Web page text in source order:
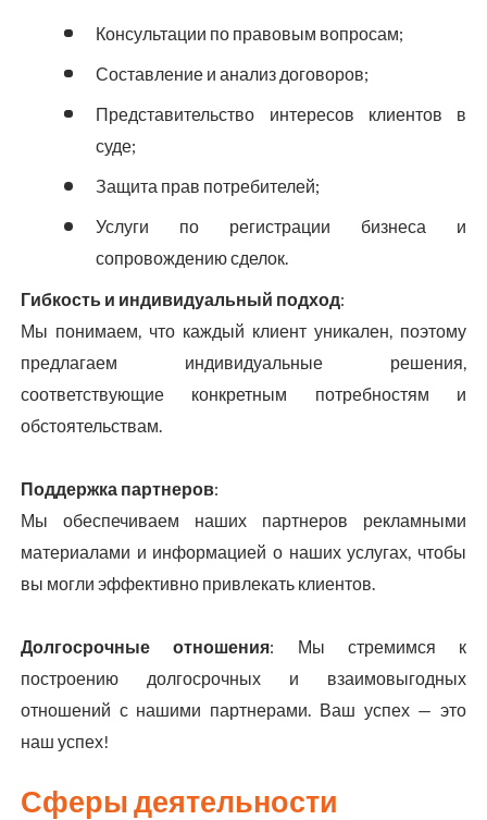
Консультации по правовым вопросам;
Составление и анализ договоров;
Представительство интересов клиентов в
суде;
Защита прав потребителей;
Услуги по регистрации бизнеса и
сопровождению сделок.
Гибкость и индивидуальный подход:
Мы понимаем, что каждый клиент уникален, поэтому
предлагаем индивидуальные решения,
соответствующие конкретным потребностям и
обстоятельствам.
Поддержка партнеров:
Мы обеспечиваем наших партнеров рекламными
материалами и информацией о наших услугах, чтобы
вы могли эффективно привлекать клиентов.
Долгосрочные отношения: Мы стремимся к
построению долгосрочных и взаимовыгодных
отношений с нашими партнерами. Ваш успех — это
наш успех!
Сферы деятельности